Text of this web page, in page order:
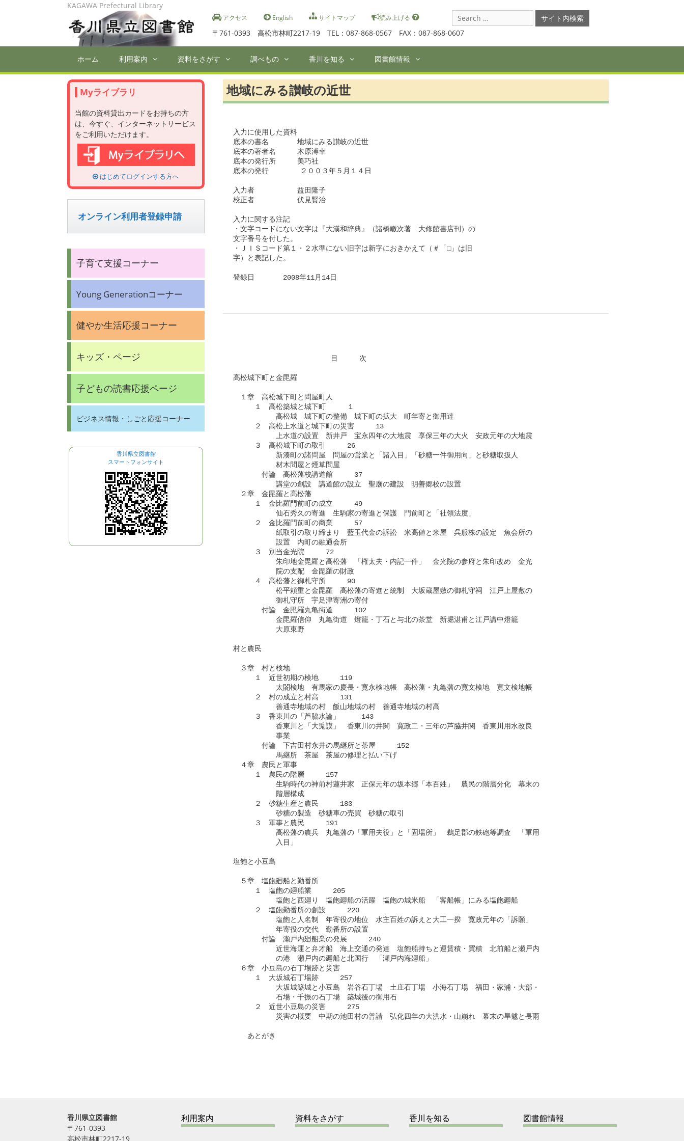
アクセス English サイトマップ 読み上げる
〒761-0393 高松市林町2217-19 TEL：087-868-0567 FAX：087-868-0607
KAGAWA Prefectural Library
Search
for:
ホーム 利用案内 資料をさがす 調べもの 香川を知る 図書館情報
地域にみる讃岐の近世
入力に使用した資料
底本の書名　　　　地域にみる讃岐の近世
底本の著者名　　　木原溥幸
底本の発行所　　　美巧社
底本の発行      　２００３年５月１４日
入力者　　　　　　益田隆子
校正者　　　　　　伏見賢治
入力に関する注記
・文字コードにない文字は『大漢和辞典』（諸橋轍次著　大修館書店刊）の
文字番号を付した。
・ＪＩＳコード第１・２水準にない旧字は新字におきかえて（＃「□」は旧
字）と表記した。
登録日　　　　2008年11月14日
          　　　　　　　　目　　　次
高松城下町と金毘羅
１章　高松城下町と問屋町人
１　高松築城と城下町　　　１
高松城　城下町の整備　城下町の拡大　町年寄と御用達
２　高松上水道と城下町の災害　　　13
上水道の設置　新井戸　宝永四年の大地震　享保三年の大火　安政元年の大地震
３　高松城下町の取引　　　26
新湊町の諸問屋　問屋の営業と「諸入目」「砂糖一件御用向」と砂糖取扱人
材木問屋と煙草問屋
付論　高松藩校講道館　　　37
講堂の創設　講道館の設立　聖廟の建設　明善郷校の設置
２章　金毘羅と高松藩
１　金比羅門前町の成立　　　49
仙石秀久の寄進　生駒家の寄進と保護　門前町と「社領法度」
２　金比羅門前町の商業　　　57
紙取引の取り締まり　藍玉代金の訴訟　米高値と米屋　呉服株の設定　魚会所の
設置　内町の融通会所
３　別当金光院　　　72
朱印地金毘羅と高松藩　「権太夫・内記一件」　金光院の参府と朱印改め　金光
院の支配　金毘羅の財政
４　高松藩と御札守所　　　90
松平頼重と金毘羅　高松藩の寄進と統制　大坂蔵屋敷の御札守祠　江戸上屋敷の
御札守所　宇足津寄洲の寄付
付論　金毘羅丸亀街道　　　102
金毘羅信仰　丸亀街道　燈籠・丁石と与北の茶堂　新堀湛甫と江戸講中燈籠
大原東野
村と農民
３章　村と検地
１　近世初期の検地　　　119
太閤検地　有馬家の慶長・寛永検地帳　高松藩・丸亀藩の寛文検地　寛文検地帳
２　村の成立と村高　　　131
善通寺地域の村　飯山地域の村　善通寺地域の村高
３　香東川の「芦脇水論」　　　143
香東川と「大兎謨」　香東川の井関　寛政二・三年の芦脇井関　香東川用水改良
事業
付論　下吉田村永井の馬継所と茶屋　　　152
馬継所　茶屋　茶屋の修理と払い下げ
４章　農民と軍事
１　農民の階層　　　157
生駒時代の神前村蓮井家　正保元年の坂本郷「本百姓」　農民の階層分化　幕末の
階層構成
２　砂糖生産と農民　　　183
砂糖の製造　砂糖車の売買　砂糖の取引
３　軍事と農民　　　191
高松藩の農兵　丸亀藩の「軍用夫役」と「固場所」　鵜足郡の鉄砲等調査　「軍用
入目」
塩飽と小豆島
５章　塩飽廻船と勤番所
１　塩飽の廻船業　　　205
塩飽と西廻り　塩飽廻船の活躍　塩飽の城米船　「客船帳」にみる塩飽廻船
２　塩飽勤番所の創設　　　220
塩飽と人名制　年寄役の地位　水主百姓の訴えと大工一揆　寛政元年の「訴願」
年寄役の交代　勤番所の設置
付論　瀬戸内廻船業の発展　　　240
近世海運と弁才船　海上交通の発達　塩飽船持ちと運賃積・買積　北前船と瀬戸内
の港　瀬戸内の廻船と北国行　「瀬戸内海廻船」
６章　小豆島の石丁場跡と災害
１　大坂城石丁場跡　　　257
大坂城築城と小豆島　岩谷石丁場　土庄石丁場　小海石丁場　福田・家浦・大部・
石場・千振の石丁場　築城後の御用石
２　近世小豆島の災害　　　275
災害の概要　中期の池田村の普請　弘化四年の大洪水・山崩れ　幕末の旱魃と長雨
あとがき
Myライブラリ
当館の資料貸出カードをお持ちの方
は、今すぐ、インターネットサービス
をご利用いただけます。
はじめてログインする方へ
オンライン利用者登録申請
子育て支援コーナー
Young Generationコーナー
健やか生活応援コーナー
キッズ・ページ
子どもの読書応援ページ
ビジネス情報・しごと応援コーナー
香川県立図書館
スマートフォンサイト
香川県立図書館
〒761-0393
高松市林町2217-19
利用案内 資料をさがす 香川を知る 図書館情報